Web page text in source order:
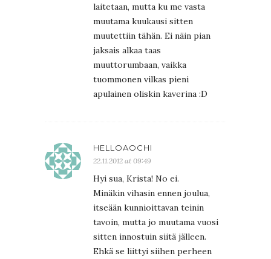
laitetaan, mutta ku me vasta
muutama kuukausi sitten
muutettiin tähän. Ei näin pian
jaksais alkaa taas
muuttorumbaan, vaikka
tuommonen vilkas pieni
apulainen oliskin kaverina :D
HELLOAOCHI
22.11.2012 at 09:49
Hyi sua, Krista! No ei.
Minäkin vihasin ennen joulua,
itseään kunnioittavan teinin
tavoin, mutta jo muutama vuosi
sitten innostuin siitä jälleen.
Ehkä se liittyi siihen perheen